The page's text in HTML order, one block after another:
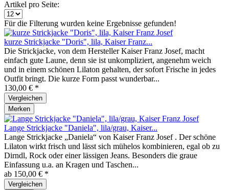
Artikel pro Seite:
Für die Filterung wurden keine Ergebnisse gefunden!
kurze Strickjacke "Doris", lila, Kaiser Franz...
Die Strickjacke, von dem Hersteller Kaiser Franz Josef, macht
einfach gute Laune, denn sie ist unkompliziert, angenehm weich
und in einem schönen Lilaton gehalten, der sofort Frische in jedes
Outfit bringt. Die kurze Form passt wunderbar...
130,00 € *
Vergleichen
Merken
Lange Strickjacke "Daniela", lila/grau, Kaiser...
Lange Strickjacke „Daniela“ von Kaiser Franz Josef . Der schöne
Lilaton wirkt frisch und lässt sich mühelos kombinieren, egal ob zu
Dirndl, Rock oder einer lässigen Jeans. Besonders die graue
Einfassung u.a. an Kragen und Taschen...
ab 150,00 € *
Vergleichen